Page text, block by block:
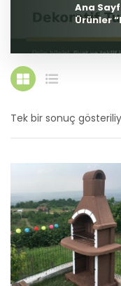
Ana
Ürünler
Tek bir sonuç